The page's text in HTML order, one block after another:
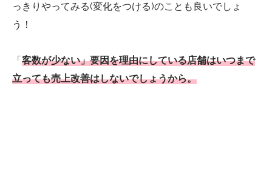
っきりやってみる(変化をつける)のことも良いでしょ
う！
「客数が少ない」要因を理由にしている店舗はいつまで
立っても売上改善はしないでしょうから。